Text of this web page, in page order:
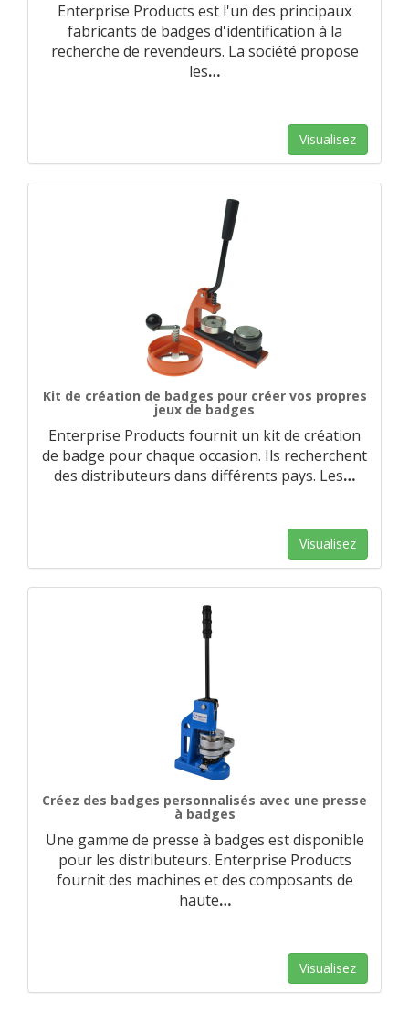
Enterprise Products est l'un des principaux
fabricants de badges d'identification à la
recherche de revendeurs. La société propose
les…
Visualisez
Kit de création de badges pour créer vos propres
jeux de badges
Enterprise Products fournit un kit de création
de badge pour chaque occasion. Ils recherchent
des distributeurs dans différents pays. Les…
Visualisez
Créez des badges personnalisés avec une presse
à badges
Une gamme de presse à badges est disponible
pour les distributeurs. Enterprise Products
fournit des machines et des composants de
haute…
Visualisez